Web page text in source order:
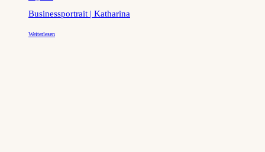
Businessportrait | Katharina
Weiterlesen